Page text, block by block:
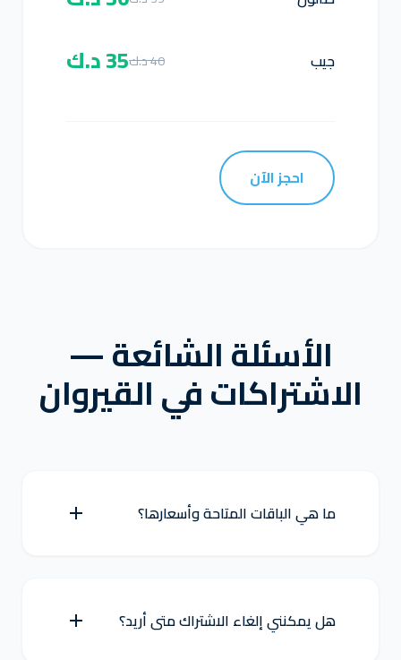
جيب 40 د.ك 35 د.ك
احجز الآن
الأسئلة الشائعة —
الاشتراكات في القيروان
ما هي الباقات المتاحة وأسعارها؟
هل يمكنني إلغاء الاشتراك متى أريد؟